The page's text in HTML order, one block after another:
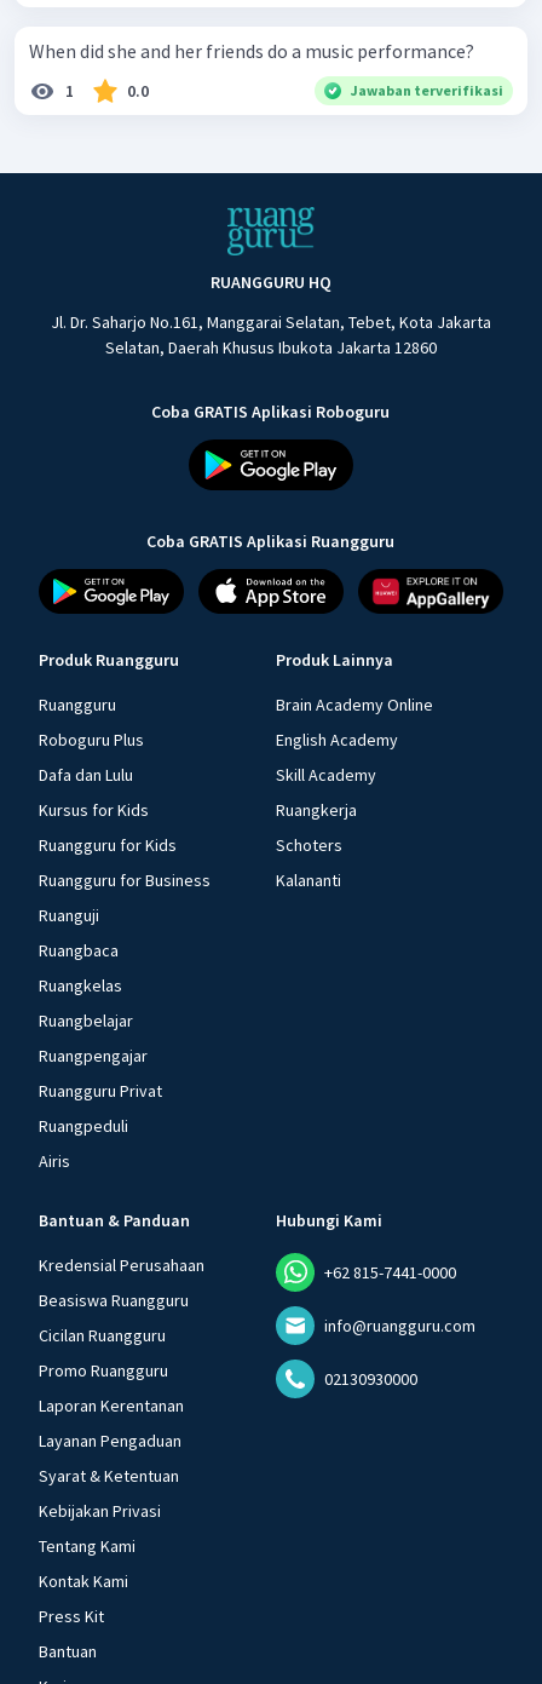
When did she and her friends do a music performance?
1 0.0 Jawaban terverifikasi
RUANGGURU HQ
Jl. Dr. Saharjo No.161, Manggarai Selatan, Tebet, Kota Jakarta
Selatan, Daerah Khusus Ibukota Jakarta 12860
Coba GRATIS Aplikasi Roboguru
Coba GRATIS Aplikasi Ruangguru
Produk Ruangguru
Ruangguru
Roboguru Plus
Dafa dan Lulu
Kursus for Kids
Ruangguru for Kids
Ruangguru for Business
Ruanguji
Ruangbaca
Ruangkelas
Ruangbelajar
Ruangpengajar
Ruangguru Privat
Ruangpeduli
Airis
Produk Lainnya
Brain Academy Online
English Academy
Skill Academy
Ruangkerja
Schoters
Kalananti
Bantuan & Panduan
Kredensial Perusahaan
Beasiswa Ruangguru
Cicilan Ruangguru
Promo Ruangguru
Laporan Kerentanan
Layanan Pengaduan
Syarat & Ketentuan
Kebijakan Privasi
Tentang Kami
Kontak Kami
Press Kit
Bantuan
Hubungi Kami
+62 815-7441-0000
info@ruangguru.com
02130930000